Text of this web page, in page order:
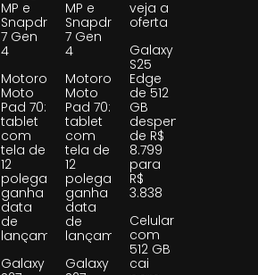
MP e
Snapdragon
7 Gen
4
Motorola
Moto
Pad 70:
tablet
com
tela de
12
polegadas
ganha
data
de
lançamento
Galaxy
MP e
Snapdragon
7 Gen
4
Motorola
Moto
Pad 70:
tablet
com
tela de
12
polegadas
ganha
data
de
lançamento
Galaxy
veja a
oferta
Galaxy
S25
Edge
de 512
GB
despenca
de R$
8.799
para
R$
3.838
Celular
com
512 GB
cai